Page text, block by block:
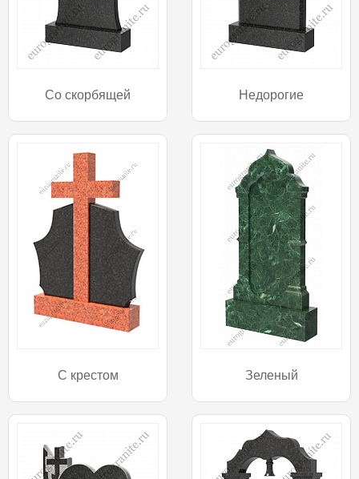
Со скорбящей Недорогие
С крестом Зеленый